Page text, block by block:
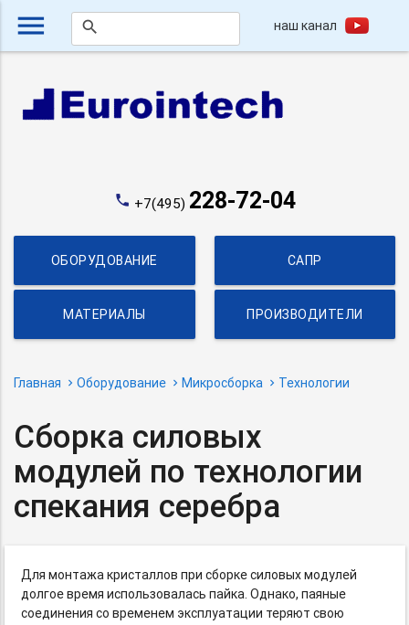
menu search наш канал
phone +7(495) 228-72-04
ОБОРУДОВАНИЕ САПР
МАТЕРИАЛЫ ПРОИЗВОДИТЕЛИ
Главная Оборудование Микросборка Технологии
Сборка силовых
модулей по технологии
спекания серебра
Для монтажа кристаллов при сборке силовых модулей
долгое время использовалась пайка. Однако, паяные
соединения со временем эксплуатации теряют свою